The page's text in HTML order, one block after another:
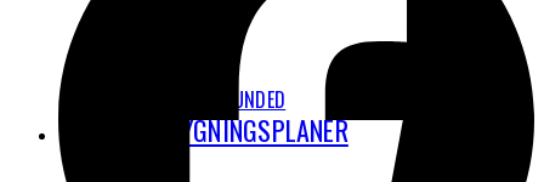
STAY GROUNDED
CPH’S UDBYGNINGSPLANER